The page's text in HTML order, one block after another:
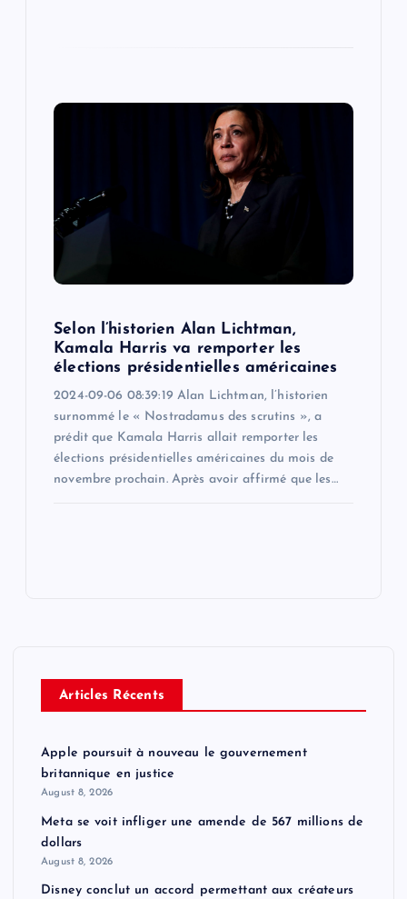
Selon l’historien Alan Lichtman,
Kamala Harris va remporter les
élections présidentielles américaines
2024-09-06 08:39:19 Alan Lichtman, l’historien
surnommé le « Nostradamus des scrutins », a
prédit que Kamala Harris allait remporter les
élections présidentielles américaines du mois de
novembre prochain. Après avoir affirmé que les…
Articles Récents
Apple poursuit à nouveau le gouvernement
britannique en justice
August 8, 2026
Meta se voit infliger une amende de 567 millions de
dollars
August 8, 2026
Disney conclut un accord permettant aux créateurs